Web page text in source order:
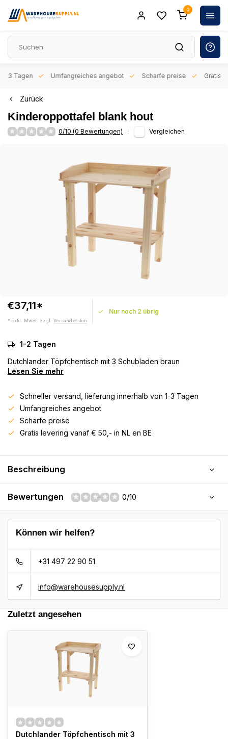
0
3 Tagen Umfangreiches angebot Scharfe preise Gratis
Zurück
Kinderoppottafel blank hout
0/10 (0 Bewertungen) Vergleichen
€37,11*
* exkl. MwSt. zzgl. Versandkosten
Nur noch 2 übrig
1-2 Tagen
Dutchlander Töpfchentisch mit 3 Schubladen braun
Lesen Sie mehr
Schneller versand, lieferung innerhalb von 1-3 Tagen
Umfangreiches angebot
Scharfe preise
Gratis levering vanaf € 50,- in NL en BE
Beschreibung
Bewertungen 0/10
Können wir helfen?
+31 497 22 90 51
info@warehousesupply.nl
Zuletzt angesehen
Dutchlander Töpfchentisch mit 3